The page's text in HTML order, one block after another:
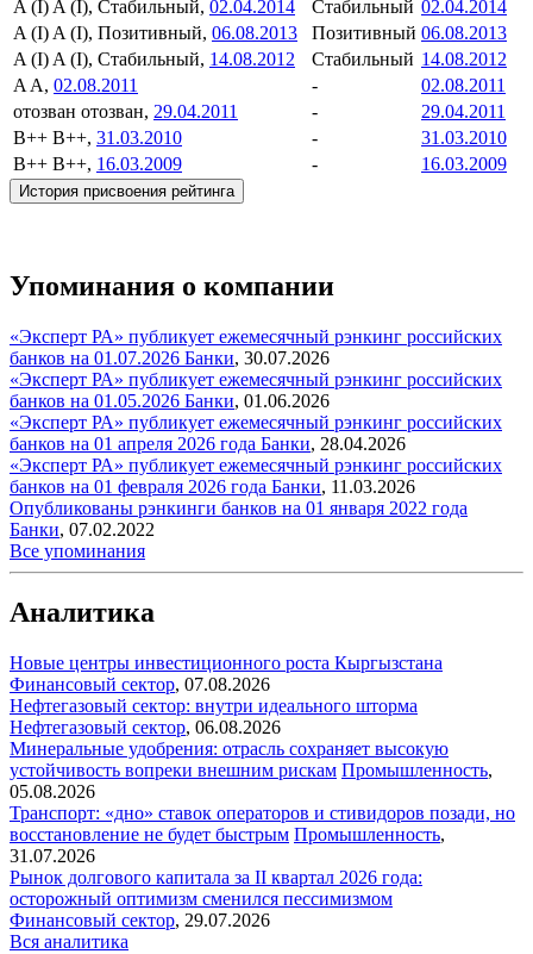
A (I) A (I), Стабильный, 02.04.2014 Стабильный 02.04.2014
A (I) A (I), Позитивный, 06.08.2013 Позитивный 06.08.2013
A (I) A (I), Стабильный, 14.08.2012 Стабильный 14.08.2012
A A, 02.08.2011 -
02.08.2011
отозван отозван, 29.04.2011 -
29.04.2011
B++ B++, 31.03.2010 -
31.03.2010
B++ B++, 16.03.2009 - 16.03.2009
История присвоения рейтинга
Упоминания о компании
«Эксперт РА» публикует ежемесячный рэнкинг российских
банков на 01.07.2026 Банки, 30.07.2026
«Эксперт РА» публикует ежемесячный рэнкинг российских
банков на 01.05.2026 Банки, 01.06.2026
«Эксперт РА» публикует ежемесячный рэнкинг российских
банков на 01 апреля 2026 года Банки, 28.04.2026
«Эксперт РА» публикует ежемесячный рэнкинг российских
банков на 01 февраля 2026 года Банки, 11.03.2026
Опубликованы рэнкинги банков на 01 января 2022 года
Банки, 07.02.2022
Все упоминания
Аналитика
Новые центры инвестиционного роста Кыргызстана
Финансовый сектор, 07.08.2026
Нефтегазовый сектор: внутри идеального шторма
Нефтегазовый сектор, 06.08.2026
Минеральные удобрения: отрасль сохраняет высокую
устойчивость вопреки внешним рискам Промышленность,
05.08.2026
Транспорт: «дно» ставок операторов и стивидоров позади, но
восстановление не будет быстрым Промышленность,
31.07.2026
Рынок долгового капитала за II квартал 2026 года:
осторожный оптимизм сменился пессимизмом
Финансовый сектор, 29.07.2026
Вся аналитика